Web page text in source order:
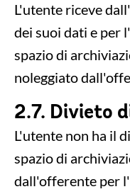
L'utente riceve
dei suoi dati e per
spazio di
noleggiato
2.7. Divieto
L'utente non ha il
spazio di
dall'offerente per